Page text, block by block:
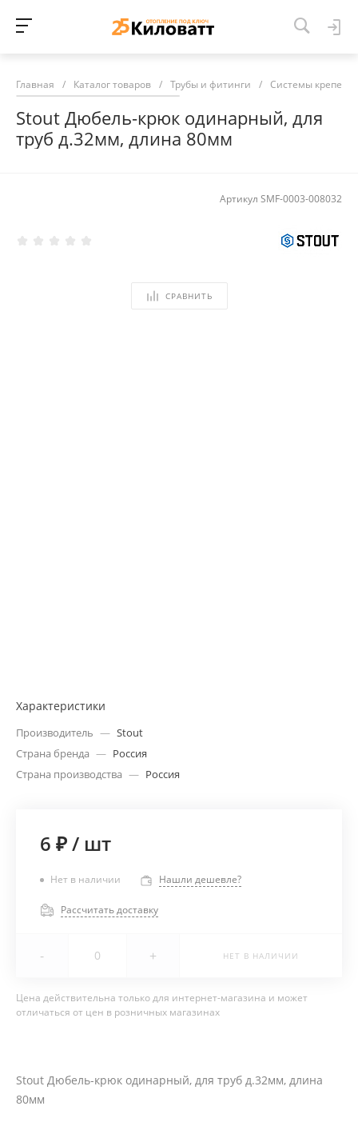
Главная / Каталог товаров / Трубы и фитинги / Системы крепежа
Stout Дюбель-крюк одинарный, для
труб д.32мм, длина 80мм
Артикул SMF-0003-008032
СРАВНИТЬ
Характеристики
Производитель — Stout
Страна бренда — Россия
Страна производства — Россия
6 ₽/ шт
Нет в наличии Нашли дешевле?
Рассчитать доставку
- + НЕТ В НАЛИЧИИ
Цена действительна только для интернет-магазина и может
отличаться от цен в розничных магазинах
Stout Дюбель-крюк одинарный, для труб д.32мм, длина
80мм